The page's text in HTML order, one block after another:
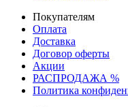
Покупателям
Оплата
Доставка
Договор оферты
Акции
РАСПРОДАЖА %
Политика